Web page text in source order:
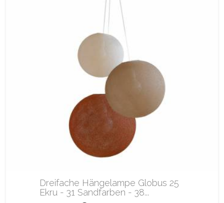
Dreifache Hängelampe Globus 25
Ekru - 31 Sandfarben - 38...